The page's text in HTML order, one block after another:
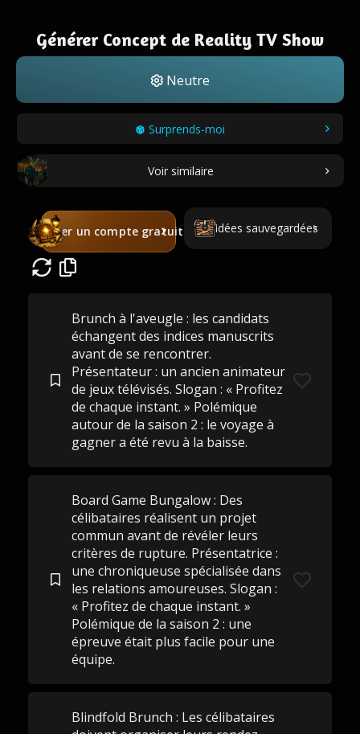
Générer Concept de Reality TV Show
Neutre
Surprends-moi
Voir similaire
Créer un compte gratuit Idées sauvegardées
Brunch à l'aveugle : les candidats
échangent des indices manuscrits
avant de se rencontrer.
Présentateur : un ancien animateur
de jeux télévisés. Slogan : « Profitez
de chaque instant. » Polémique
autour de la saison 2 : le voyage à
gagner a été revu à la baisse.
Board Game Bungalow : Des
célibataires réalisent un projet
commun avant de révéler leurs
critères de rupture. Présentatrice :
une chroniqueuse spécialisée dans
les relations amoureuses. Slogan :
« Profitez de chaque instant. »
Polémique de la saison 2 : une
épreuve était plus facile pour une
équipe.
Blindfold Brunch : Les célibataires